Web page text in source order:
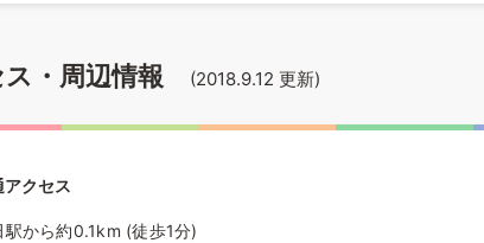
・周辺情報 (2018.9.12 更新)
アクセス
駅から約0.1km (徒歩1分)